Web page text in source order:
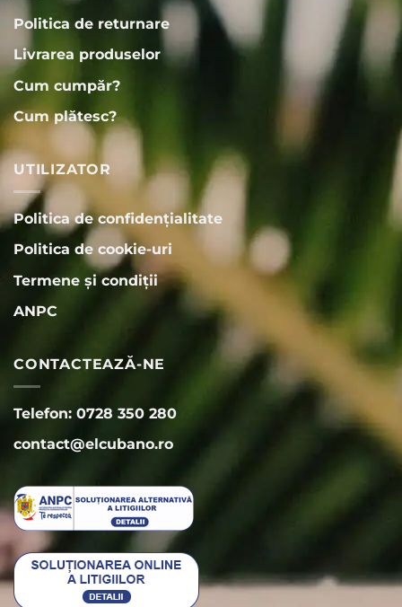
Politica de returnare
Livrarea produselor
Cum cumpăr?
Cum plătesc?
UTILIZATOR
Politica de confidențialitate
Politica de cookie-uri
Termene și condiții
ANPC
CONTACTEAZĂ-NE
Telefon: 0728 350 280
contact@elcubano.ro